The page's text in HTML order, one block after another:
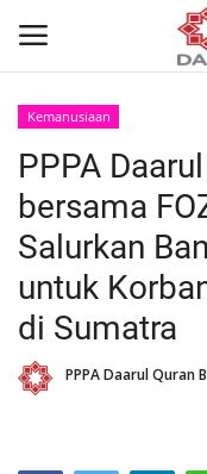
Home
Contact
About
News
Kemanusiaan
PPPA
bersama
Salurkan
untuk
di Sumatra
PPPA Daarul Quran